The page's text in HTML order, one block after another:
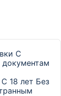
С
С 18 лет Без